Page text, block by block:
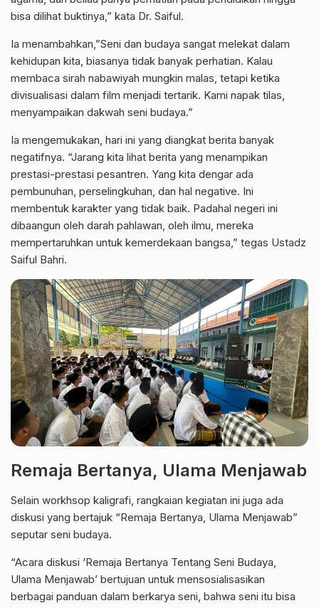
bisa dilihat buktinya,” kata Dr. Saiful.
Ia menambahkan,”Seni dan budaya sangat melekat dalam
kehidupan kita, biasanya tidak banyak perhatian. Kalau
membaca sirah nabawiyah mungkin malas, tetapi ketika
divisualisasi dalam film menjadi tertarik. Kami napak tilas,
menyampaikan dakwah seni budaya.”
Ia mengemukakan, hari ini yang diangkat berita banyak
negatifnya. “Jarang kita lihat berita yang menampikan
prestasi-prestasi pesantren. Yang kita dengar ada
pembunuhan, perselingkuhan, dan hal negative. Ini
membentuk karakter yang tidak baik. Padahal negeri ini
dibaangun oleh darah pahlawan, oleh ilmu, mereka
mempertaruhkan untuk kemerdekaan bangsa,” tegas Ustadz
Saiful Bahri.
Remaja Bertanya, Ulama Menjawab
Selain workhsop kaligrafi, rangkaian kegiatan ini juga ada
diskusi yang bertajuk “Remaja Bertanya, Ulama Menjawab”
seputar seni budaya.
“Acara diskusi ‘Remaja Bertanya Tentang Seni Budaya,
Ulama Menjawab’ bertujuan untuk mensosialisasikan
berbagai panduan dalam berkarya seni, bahwa seni itu bisa